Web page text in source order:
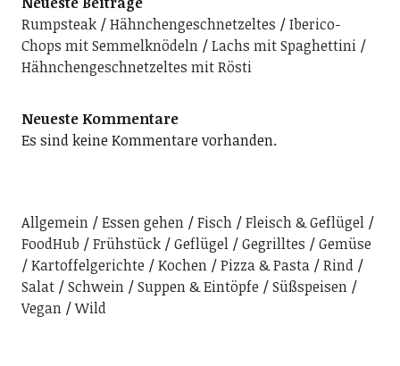
Rumpsteak
Hähnchengeschnetzeltes
Iberico-
Chops mit Semmelknödeln
Lachs mit Spaghettini
Hähnchengeschnetzeltes mit Rösti
Neueste Kommentare
Es sind keine Kommentare vorhanden.
Allgemein Essen gehen Fisch
Fleisch & Geflügel
FoodHub
Frühstück Geflügel Gegrilltes
Gemüse
Kartoffelgerichte
Kochen Pizza & Pasta
Rind
Salat
Schwein Suppen & Eintöpfe
Süßspeisen
Vegan
Wild